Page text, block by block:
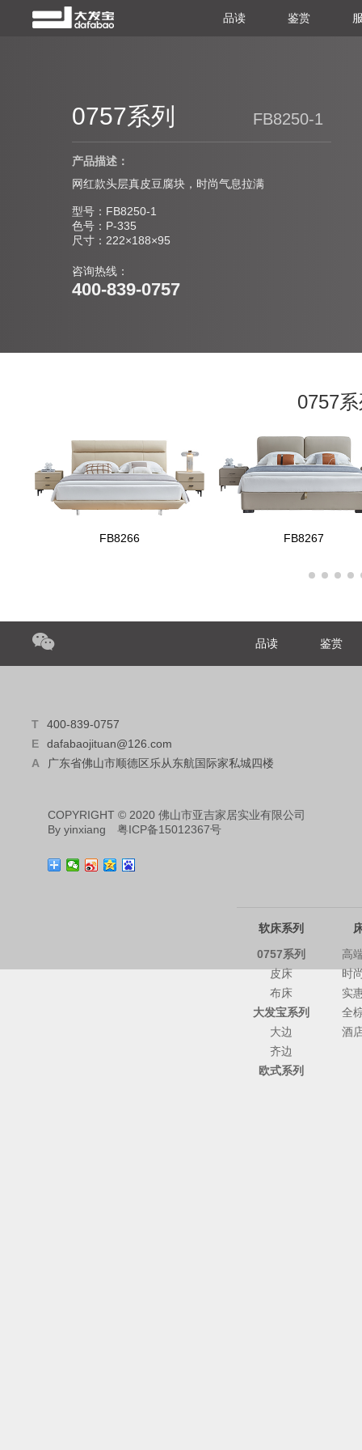
品读 鉴赏
0757系列 FB8250-1
产品描述：
网红款头层真皮豆腐块，时尚气息拉满
型号：FB8250-1
色号：P-335
尺寸：222×188×95
咨询热线：
400-839-0757
0757
FB8266 FB8267
品读 鉴赏
T
400-839-0757
E
dafabaojituan@126.com
A
广东省佛山市顺德区乐从东航国际家私城四楼
COPYRIGHT © 2020 佛山市亚吉家居实业有限公司
Byyinxiang 粤ICP备15012367号
软床系列
0757系列
皮床
布床
大发宝系列
大边
齐边
欧式系列
高
时
实
全
酒